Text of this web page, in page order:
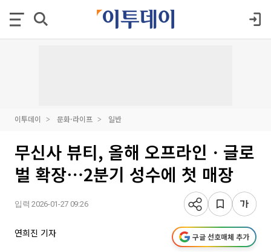
이투데이 문화·라이프 일반
무신사 뷰티, 올해 오프라인ㆍ글로
벌 확장⋯2분기 성수에 첫 매장
입력 2026-01-27 09:26
연희진 기자 구글 선호매체 추가